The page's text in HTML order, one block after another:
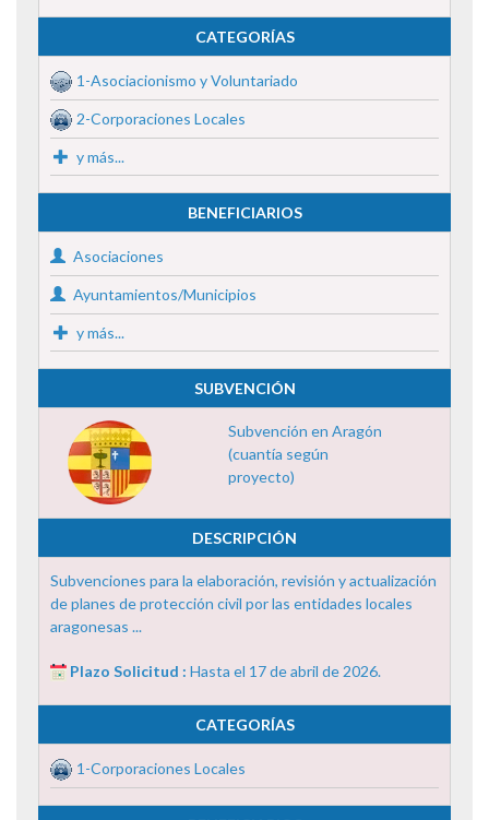
CATEGORÍAS
1-Asociacionismo y Voluntariado
2-Corporaciones Locales
y más...
BENEFICIARIOS
Asociaciones
Ayuntamientos/Municipios
y más...
SUBVENCIÓN
Subvención en Aragón
(cuantía según
proyecto)
DESCRIPCIÓN
Subvenciones para la elaboración, revisión y actualización
de planes de protección civil por las entidades locales
aragonesas ...
Plazo Solicitud : Hasta el 17 de abril de 2026.
CATEGORÍAS
1-Corporaciones Locales